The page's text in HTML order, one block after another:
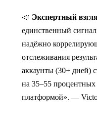
📣 Экспертный
единственный
надёжно
отслеживания
аккаунты (30+ дней)
на 35–55
платформой». —